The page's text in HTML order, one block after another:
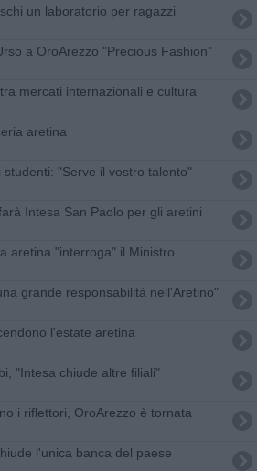
un laboratorio per ragazzi
a OroArezzo "Precious Fashion"
mercati internazionali e cultura
aretina
studenti: "Serve il vostro talento"
Intesa San Paolo per gli aretini
aretina "interroga" il Ministro
grande responsabilità nell'Aretino"
l'estate aretina
"Intesa chiude altre filiali"
i riflettori, OroArezzo è tornata
l'unica banca del paese